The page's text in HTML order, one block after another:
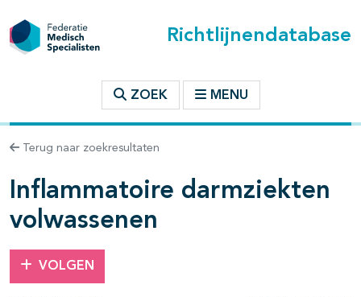
Richtlijnendatabase
ZOEK MENU
Terug naar zoekresultaten
Inflammatoire darmziekten
volwassenen
VOLGEN
binnen deze richtlijn